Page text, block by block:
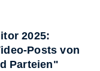
2025:
Posts von
Parteien"